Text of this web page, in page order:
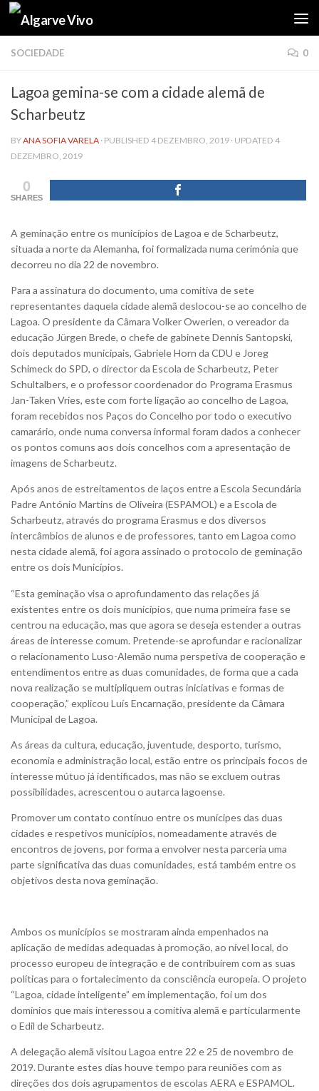
Skip to content
SOCIEDADE 0
Lagoa gemina-se com a cidade alemã de
Scharbeutz
BYANA SOFIA VARELA · PUBLISHED 4 DEZEMBRO, 2019 · UPDATED 4
DEZEMBRO, 2019
0
SHARES
A geminação entre os municípios de Lagoa e de Scharbeutz,
situada a norte da Alemanha, foi formalizada numa cerimónia que
decorreu no dia 22 de novembro.
Para a assinatura do documento, uma comitiva de sete
representantes daquela cidade alemã deslocou-se ao concelho de
Lagoa. O presidente da Câmara Volker Owerien, o vereador da
educação Jürgen Brede, o chefe de gabinete Dennis Santopski,
dois deputados municipais, Gabriele Horn da CDU e Joreg
Schimeck do SPD, o director da Escola de Scharbeutz, Peter
Schultalbers, e o professor coordenador do Programa Erasmus
Jan-Taken Vries, este com forte ligação ao concelho de Lagoa,
foram recebidos nos Paços do Concelho por todo o executivo
camarário, onde numa conversa informal foram dados a conhecer
os pontos comuns aos dois concelhos com a apresentação de
imagens de Scharbeutz.
Após anos de estreitamentos de laços entre a Escola Secundária
Padre António Martins de Oliveira (ESPAMOL) e a Escola de
Scharbeutz, através do programa Erasmus e dos diversos
intercâmbios de alunos e de professores, tanto em Lagoa como
nesta cidade alemã, foi agora assinado o protocolo de geminação
entre os dois Municípios.
“Esta geminação visa o aprofundamento das relações já
existentes entre os dois municípios, que numa primeira fase se
centrou na educação, mas que agora se deseja estender a outras
áreas de interesse comum. Pretende-se aprofundar e racionalizar
o relacionamento Luso-Alemão numa perspetiva de cooperação e
entendimentos entre as duas comunidades, de forma que a cada
nova realização se multipliquem outras iniciativas e formas de
cooperação,” explicou Luís Encarnação, presidente da Câmara
Municipal de Lagoa.
As áreas da cultura, educação, juventude, desporto, turismo,
economia e administração local, estão entre os principais focos de
interesse mútuo já identificados, mas não se excluem outras
possibilidades, acrescentou o autarca lagoense.
Promover um contato contínuo entre os munícipes das duas
cidades e respetivos municípios, nomeadamente através de
encontros de jovens, por forma a envolver nesta parceria uma
parte significativa das duas comunidades, está também entre os
objetivos desta nova geminação.
Ambos os municípios se mostraram ainda empenhados na
aplicação de medidas adequadas à promoção, ao nível local, do
processo europeu de integração e de contribuírem com as suas
políticas para o fortalecimento da consciência europeia. O projeto
“Lagoa, cidade inteligente” em implementação, foi um dos
domínios que mais interessou a comitiva alemã e particularmente
o Edil de Scharbeutz.
A delegação alemã visitou Lagoa entre 22 e 25 de novembro de
2019. Durante estes dias houve tempo para reuniões com as
direções dos dois agrupamentos de escolas AERA e ESPAMOL.